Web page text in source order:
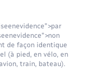
de façon identique
(à pied, en vélo, en
train, bateau).